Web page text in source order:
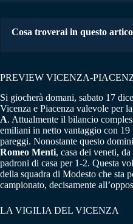
Cosa troverai in questo
PREVIEW VICENZA-
Si giocherà domani, sabato 17
Vicenza e Piacenza valevole per la
A. Attualmente il bilancio
emiliani in netto vantaggio con
pareggi. Nonostante questo
Romeo Menti, casa dei veneti,
padroni di casa per 1-2. Questa
della squadra di Modesto che sta
campionato, decisamente
LA VIGILIA DEL VICENZA